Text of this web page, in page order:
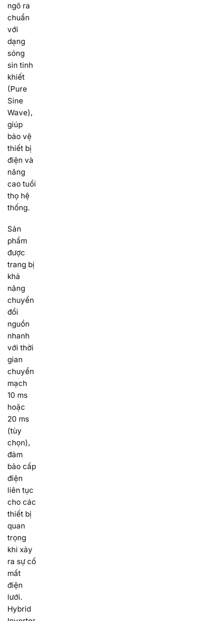
ngõ ra
chuẩn
với
dạng
sóng
sin tinh
khiết
(Pure
Sine
Wave),
giúp
bảo vệ
thiết bị
điện và
nâng
cao tuổi
thọ hệ
thống.
Sản
phẩm
được
trang bị
khả
năng
chuyển
đổi
nguồn
nhanh
với thời
gian
chuyển
mạch
10 ms
hoặc
20 ms
(tùy
chọn),
đảm
bảo cấp
điện
liên tục
cho các
thiết bị
quan
trọng
khi xảy
ra sự cố
mất
điện
lưới.
Hybrid